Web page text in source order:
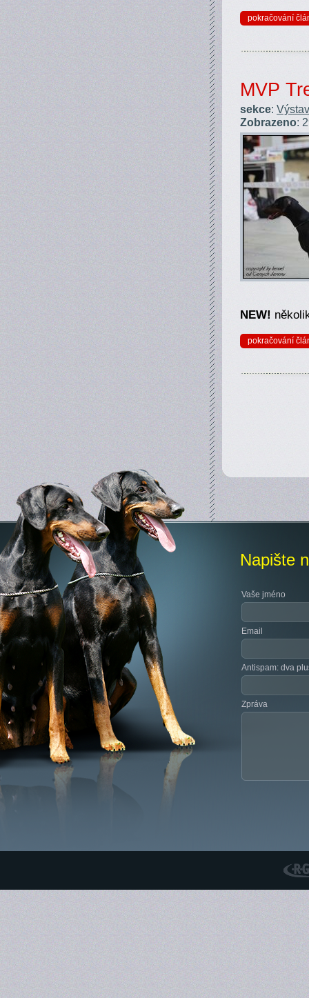
pokračování
MVP
sekce:
Zobrazeno:
NEW!
pokračování
Napište
Vaše jméno
Email
Antispam: dva
Zpráva